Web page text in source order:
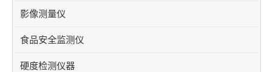
影像测量仪
食品安全监测仪
硬度检测仪器